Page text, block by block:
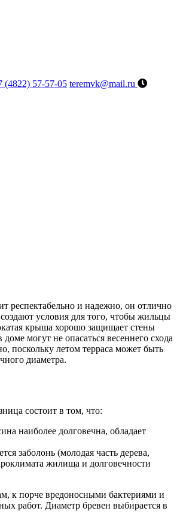
(4822) 57-57-05 teremvk@mail.ru
респектабельно и надежно, он отлично
условия для того, чтобы жильцы
крыша хорошо защищает стены
могут не опасаться весеннего схода
поскольку летом терраса может быть
диаметра.
состоит в том, что:
наиболее долговечна, обладает
заболонь (молодая часть дерева,
жилища и долговечности
к порче вредоносными бактериями и
работ. Диаметр бревен выбирается в